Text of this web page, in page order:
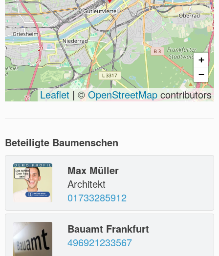
+
−
Leaflet | ©OpenStreetMap contributors
Beteiligte Baumenschen
Max Müller
Architekt
01733285912
Bauamt Frankfurt
496921233567